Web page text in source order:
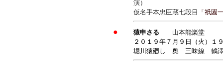
演）
仮名手本忠臣蔵七段目
「祇
● 猿申さる 山本能楽堂
２０１９年７月９日（火）１
堀川猿廻し 奥 三味線 鶴澤